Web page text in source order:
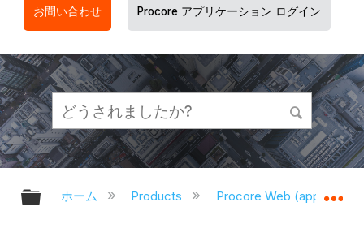
お問い合わせ Procore アプリケーション ログイン
グローバル階層を展開/折りたたむ
ホーム Products Procore Web